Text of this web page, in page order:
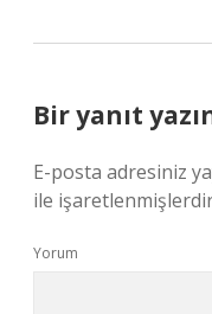
Bir yanıt
E-posta adresiniz
ile
Yorum